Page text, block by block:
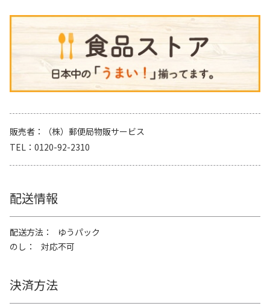
販売者
（株）郵便局物販サービス
TEL
0120-92-2310
配送情報
配送方法
ゆうパック
のし
対応不可
決済方法